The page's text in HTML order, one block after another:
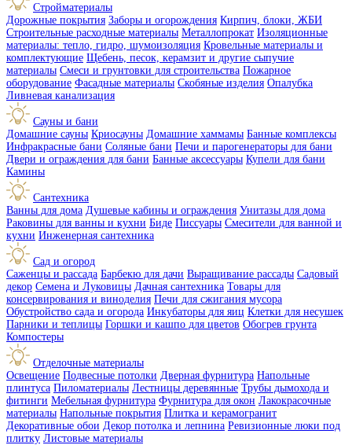
Стройматериалы
Дорожные покрытия Заборы и огорождения Кирпич, блоки, ЖБИ
Строительные расходные материалы Металлопрокат Изоляционные
материалы: тепло, гидро, шумоизоляция Кровельные материалы и
комплектующие Щебень, песок, керамзит и другие сыпучие
материалы Смеси и грунтовки для строительства Пожарное
оборудование Фасадные материалы Скобяные изделия Опалубка
Ливневая канализация
Сауны и бани
Домашние сауны Криосауны Домашние хаммамы Банные комплексы
Инфракрасные бани Соляные бани Печи и парогенераторы для бани
Двери и ограждения для бани Банные аксессуары Купели для бани
Камины
Сантехника
Ванны для дома Душевые кабины и ограждения Унитазы для дома
Раковины для ванны и кухни Биде Писсуары Смесители для ванной и
кухни Инженерная сантехника
Сад и огород
Саженцы и рассада Барбекю для дачи Выращивание рассады Садовый
декор Семена и Луковицы Дачная сантехника Товары для
консервирования и виноделия Печи для сжигания мусора
Обустройство сада и огорода Инкубаторы для яиц Клетки для несушек
Парники и теплицы Горшки и кашпо для цветов Обогрев грунта
Компостеры
Отделочные материалы
Освещение Подвесные потолки Дверная фурнитура Напольные
плинтуса Пиломатериалы Лестницы деревянные Трубы дымохода и
фитинги Мебельная фурнитура Фурнитура для окон Лакокрасочные
материалы Напольные покрытия Плитка и керамогранит
Декоративные обои Декор потолка и лепнина Ревизионные люки под
плитку Листовые материалы